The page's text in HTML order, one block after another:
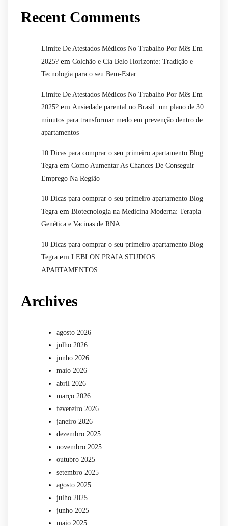
Recent Comments
Limite De Atestados Médicos No Trabalho Por Mês Em
2025? em Colchão e Cia Belo Horizonte: Tradição e
Tecnologia para o seu Bem-Estar
Limite De Atestados Médicos No Trabalho Por Mês Em
2025? em Ansiedade parental no Brasil: um plano de 30
minutos para transformar medo em prevenção dentro de
apartamentos
10 Dicas para comprar o seu primeiro apartamento Blog
Tegra em Como Aumentar As Chances De Conseguir
Emprego Na Região
10 Dicas para comprar o seu primeiro apartamento Blog
Tegra em Biotecnologia na Medicina Moderna: Terapia
Genética e Vacinas de RNA
10 Dicas para comprar o seu primeiro apartamento Blog
Tegra em LEBLON PRAIA STUDIOS
APARTAMENTOS
Archives
agosto 2026
julho 2026
junho 2026
maio 2026
abril 2026
março 2026
fevereiro 2026
janeiro 2026
dezembro 2025
novembro 2025
outubro 2025
setembro 2025
agosto 2025
julho 2025
junho 2025
maio 2025